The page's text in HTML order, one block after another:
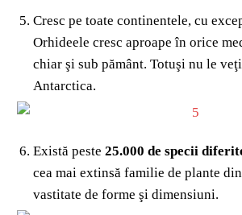
Cresc pe toate continentele, cu
Orhideele cresc aproape în orice
chiar şi sub pământ. Totuşi nu le
Antarctica.
Există peste 25.000 de specii
cea mai extinsă familie de plante
vastitate de forme şi dimensiuni.